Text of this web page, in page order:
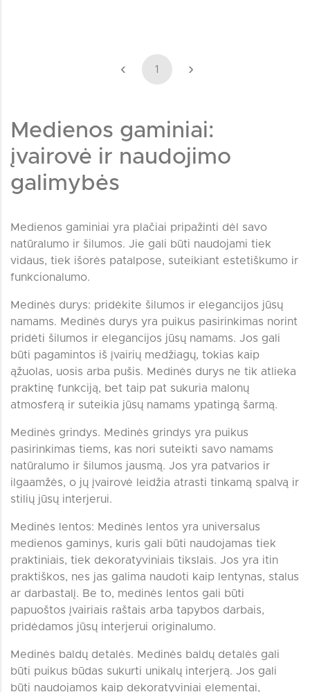
‹ 1 ›
Medienos gaminiai:
įvairovė ir naudojimo
galimybės
Medienos gaminiai yra plačiai pripažinti dėl savo
natūralumo ir šilumos. Jie gali būti naudojami tiek
vidaus, tiek išorės patalpose, suteikiant estetiškumo ir
funkcionalumo.
Medinės durys: pridėkite šilumos ir elegancijos jūsų
namams. Medinės durys yra puikus pasirinkimas norint
pridėti šilumos ir elegancijos jūsų namams. Jos gali
būti pagamintos iš įvairių medžiagų, tokias kaip
ąžuolas, uosis arba pušis. Medinės durys ne tik atlieka
praktinę funkciją, bet taip pat sukuria malonų
atmosferą ir suteikia jūsų namams ypatingą šarmą.
Medinės grindys. Medinės grindys yra puikus
pasirinkimas tiems, kas nori suteikti savo namams
natūralumo ir šilumos jausmą. Jos yra patvarios ir
ilgaamžės, o jų įvairovė leidžia atrasti tinkamą spalvą ir
stilių jūsų interjerui.
Medinės lentos: Medinės lentos yra universalus
medienos gaminys, kuris gali būti naudojamas tiek
praktiniais, tiek dekoratyviniais tikslais. Jos yra itin
praktiškos, nes jas galima naudoti kaip lentynas, stalus
ar darbastalį. Be to, medinės lentos gali būti
papuoštos įvairiais raštais arba tapybos darbais,
pridėdamos jūsų interjerui originalumo.
Medinės baldų detalės. Medinės baldų detalės gali
būti puikus būdas sukurti unikalų interjerą. Jos gali
būti naudojamos kaip dekoratyviniai elementai,